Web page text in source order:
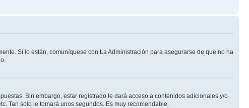
Si lo están, comuníquese con La Administración para asegurarse de que no ha
Sin embargo, estar registrado le dará acceso a contenidos adicionales y/o
Tan solo le tomará unos segundos. Es muy recomendable.